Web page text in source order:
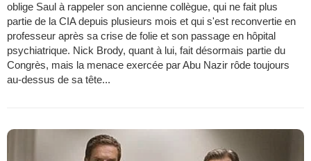
oblige Saul à rappeler son ancienne collègue, qui ne fait plus
partie de la CIA depuis plusieurs mois et qui s'est reconvertie en
professeur après sa crise de folie et son passage en hôpital
psychiatrique. Nick Brody, quant à lui, fait désormais partie du
Congrès, mais la menace exercée par Abu Nazir rôde toujours
au-dessus de sa tête...